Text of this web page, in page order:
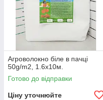
Агроволокно біле в пачці
50g/m2, 1.6х10м.
Готово до відправки
Ціну уточнюйте